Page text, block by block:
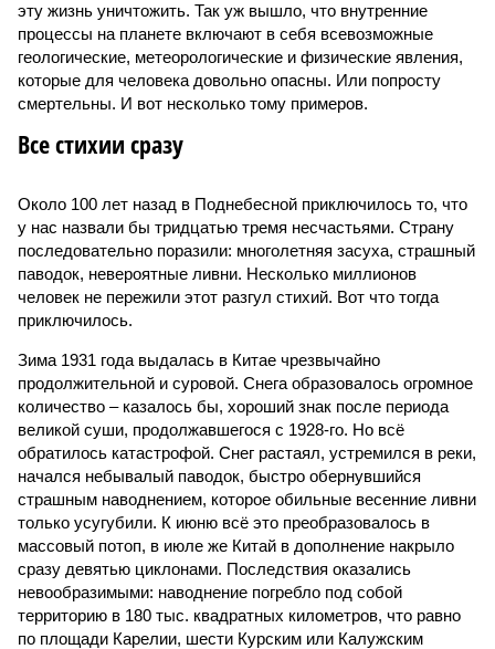
эту жизнь уничтожить. Так уж вышло, что внутренние
процессы на планете включают в себя всевозможные
геологические, метеорологические и физические явления,
которые для человека довольно опасны. Или попросту
смертельны. И вот несколько тому примеров.
Все стихии сразу
Около 100 лет назад в Поднебесной приключилось то, что
у нас назвали бы тридцатью тремя несчастьями. Страну
последовательно поразили: многолетняя засуха, страшный
паводок, невероятные ливни. Несколько миллионов
человек не пережили этот разгул стихий. Вот что тогда
приключилось.
Зима 1931 года выдалась в Китае чрезвычайно
продолжительной и суровой. Снега образовалось огромное
количество – казалось бы, хороший знак после периода
великой суши, продолжавшегося с 1928-го. Но всё
обратилось катастрофой. Снег растаял, устремился в реки,
начался небывалый паводок, быстро обернувшийся
страшным наводнением, которое обильные весенние ливни
только усугубили. К июню всё это преобразовалось в
массовый потоп, в июле же Китай в дополнение накрыло
сразу девятью циклонами. Последствия оказались
невообразимыми: наводнение погребло под собой
территорию в 180 тыс. квадратных километров, что равно
по площади Карелии, шести Курским или Калужским